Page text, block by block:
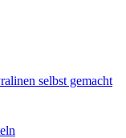
selbst gemacht